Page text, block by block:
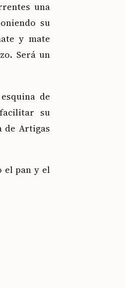
una
su
y mate
Será un
de
su
de Artigas
el pan y el